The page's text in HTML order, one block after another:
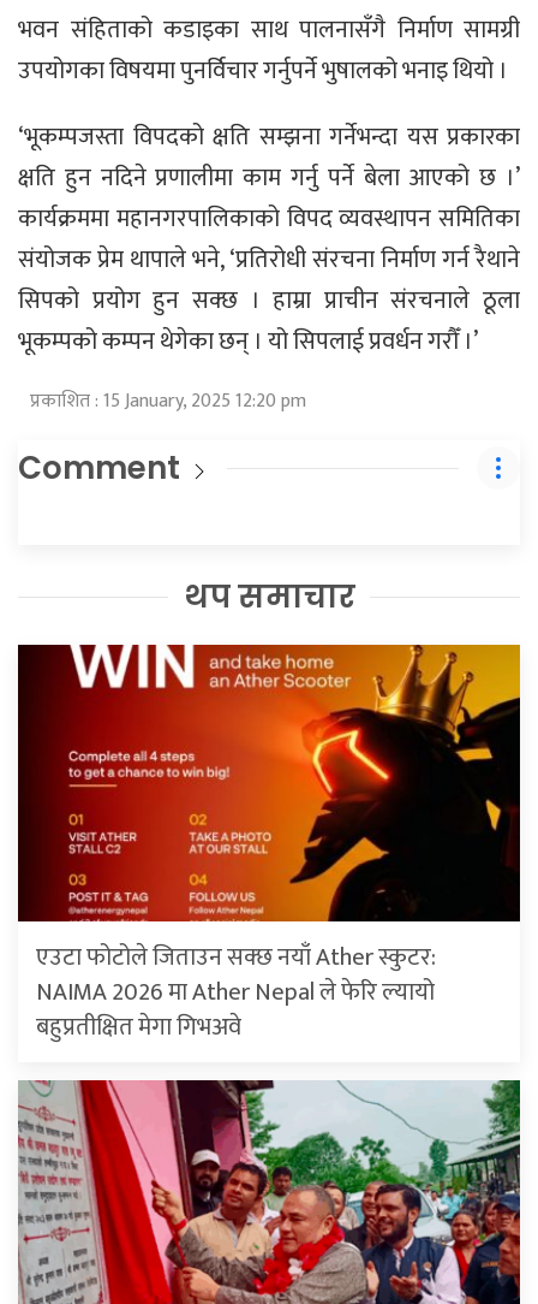
भवन संहिताको कडाइका साथ पालनासँगै निर्माण सामग्री
उपयोगका विषयमा पुनर्विचार गर्नुपर्ने भुषालको भनाइ थियो ।
‘भूकम्पजस्ता विपदको क्षति सम्झना गर्नेभन्दा यस प्रकारका
क्षति हुन नदिने प्रणालीमा काम गर्नु पर्ने बेला आएको छ ।’
कार्यक्रममा महानगरपालिकाको विपद व्यवस्थापन समितिका
संयोजक प्रेम थापाले भने, ‘प्रतिरोधी संरचना निर्माण गर्न रैथाने
सिपको प्रयोग हुन सक्छ । हाम्रा प्राचीन संरचनाले ठूला
भूकम्पको कम्पन थेगेका छन् । यो सिपलाई प्रवर्धन गरौँ ।’
प्रकाशित : 15 January, 2025 12:20 pm
Comment
थप समाचार
एउटा फोटोले जिताउन सक्छ नयाँ Ather स्कुटर:
NAIMA 2026 मा Ather Nepal ले फेरि ल्यायो
बहुप्रतीक्षित मेगा गिभअवे